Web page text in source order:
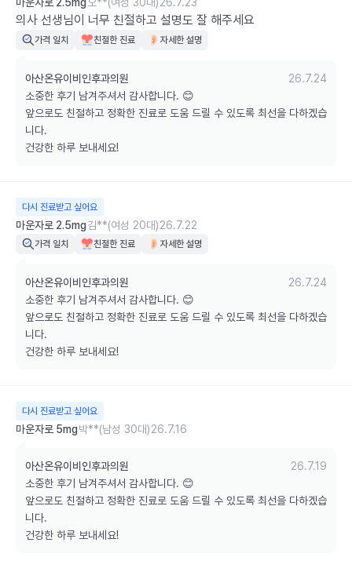
의사 선생님이 너무 친절하고 설명도 잘 해주세요
가격 일치 친절한 진료 자세한 설명
아산온유이비인후과의원
26.7.24
소중한 후기 남겨주셔서 감사합니다. 😊
앞으로도 친절하고 정확한 진료로 도움 드릴 수 있도록 최선을 다하겠습
니다.
건강한 하루 보내세요!
다시 진료받고 싶어요
마운자로 2.5mg김**(여성 20대)26.7.22
가격 일치 친절한 진료 자세한 설명
아산온유이비인후과의원
26.7.24
소중한 후기 남겨주셔서 감사합니다. 😊
앞으로도 친절하고 정확한 진료로 도움 드릴 수 있도록 최선을 다하겠습
니다.
건강한 하루 보내세요!
다시 진료받고 싶어요
마운자로 5mg박**(남성 30대)26.7.16
아산온유이비인후과의원
26.7.19
소중한 후기 남겨주셔서 감사합니다. 😊
앞으로도 친절하고 정확한 진료로 도움 드릴 수 있도록 최선을 다하겠습
니다.
건강한 하루 보내세요!